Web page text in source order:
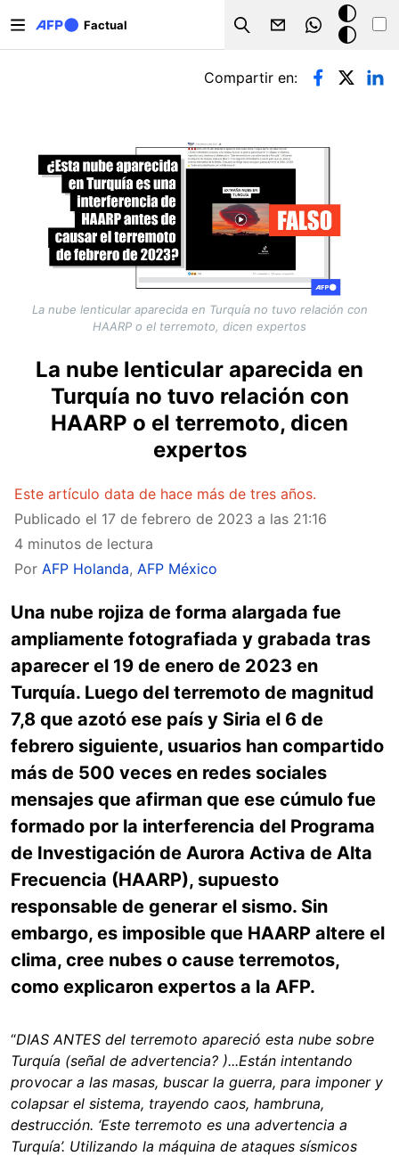
Factual
Search
Modo
oscuro
Solapas principales
Compartir en:
La nube lenticular aparecida en Turquía no tuvo relación con
HAARP o el terremoto, dicen expertos
La nube lenticular aparecida en
Turquía no tuvo relación con
HAARP o el terremoto, dicen
expertos
Este artículo data de hace más de tres años.
Publicado el 17 de febrero de 2023 a las 21:16
4 minutos de lectura
Por AFP Holanda, AFP México
Una nube rojiza de forma alargada fue
ampliamente fotografiada y grabada tras
aparecer el 19 de enero de 2023 en
Turquía. Luego del terremoto de magnitud
7,8 que azotó ese país y Siria el 6 de
febrero siguiente, usuarios han compartido
más de 500 veces en redes sociales
mensajes que afirman que ese cúmulo fue
formado por la interferencia del Programa
de Investigación de Aurora Activa de Alta
Frecuencia (HAARP), supuesto
responsable de generar el sismo. Sin
embargo, es imposible que HAARP altere el
clima, cree nubes o cause terremotos,
como explicaron expertos a la AFP.
“DIAS ANTES del terremoto apareció esta nube sobre
Turquía (señal de advertencia? )...Están intentando
provocar a las masas, buscar la guerra, para imponer y
colapsar el sistema, trayendo caos, hambruna,
destrucción. ‘Este terremoto es una advertencia a
Turquía’. Utilizando la máquina de ataques sísmicos